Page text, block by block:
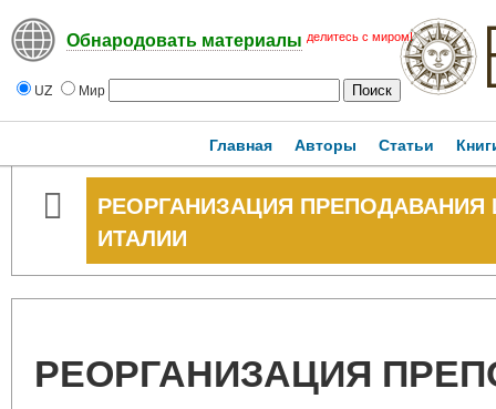
Обнародовать материалы делитесь с миром!
UZ Мир
Главная Авторы Статьи
РЕОРГАНИЗАЦИЯ
ИТАЛИИ
РЕОРГАНИЗАЦИЯ